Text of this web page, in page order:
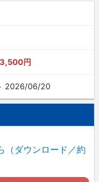
円
2026/06/20
（ダウンロード／約